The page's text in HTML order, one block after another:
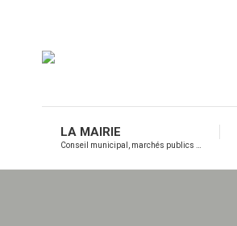
LA MAIRIE
Conseil municipal, marchés publics …